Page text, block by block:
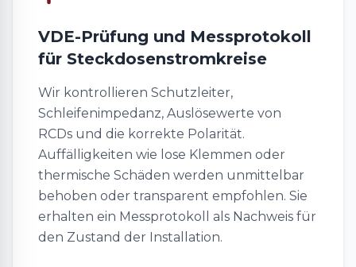
VDE-Prüfung und Messprotokoll
für Steckdosenstromkreise
Wir kontrollieren Schutzleiter,
Schleifenimpedanz, Auslösewerte von
RCDs und die korrekte Polarität.
Auffälligkeiten wie lose Klemmen oder
thermische Schäden werden unmittelbar
behoben oder transparent empfohlen. Sie
erhalten ein Messprotokoll als Nachweis für
den Zustand der Installation.